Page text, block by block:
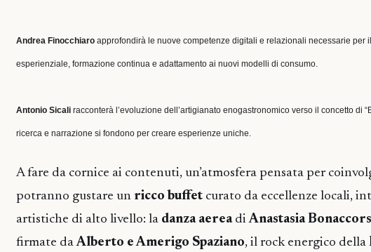
Andrea Finocchiaro approfondirà le nuove competenze digitali e relazionali necessarie per
esperienziale, formazione continua e adattamento ai nuovi modelli di consumo.
Antonio Sicali racconterà l’evoluzione dell’artigianato enogastronomico verso il concetto di
ricerca e narrazione si fondono per creare esperienze uniche.
A fare da cornice ai contenuti, un’atmosfera pensata per
potranno gustare un ricco buffet curato da eccellenze locali,
artistiche di alto livello: la danza aereadiAnastasia
firmate daAlberto e Amerigo Spaziano, il rock energico della